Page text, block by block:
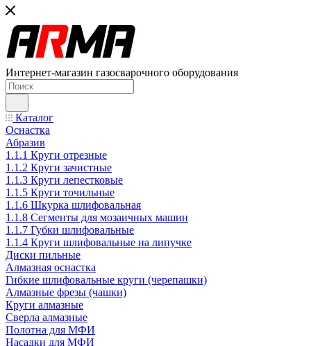
Интернет-магазин газосварочного оборудования
Каталог
Оснастка
Абразив
1.1.1 Круги отрезные
1.1.2 Круги зачистные
1.1.3 Круги лепестковые
1.1.5 Круги точильные
1.1.6 Шкурка шлифовальная
1.1.8 Сегменты для мозаичных машин
1.1.7 Губки шлифовальные
1.1.4 Круги шлифовальные на липучке
Диски пильные
Алмазная оснастка
Гибкие шлифовальные круги (черепашки)
Алмазные фрезы (чашки)
Круги алмазные
Сверла алмазные
Полотна для МФИ
Насадки для МФИ